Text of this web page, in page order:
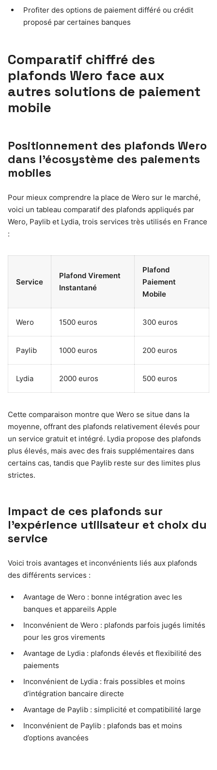
Profiter des options de paiement différé ou crédit
proposé par certaines banques
Comparatif chiffré des
plafonds Wero face aux
autres solutions de paiement
mobile
Positionnement des plafonds Wero
dans l’écosystème des paiements
mobiles
Pour mieux comprendre la place de Wero sur le marché,
voici un tableau comparatif des plafonds appliqués par
Wero, Paylib et Lydia, trois services très utilisés en France
:
Service
Plafond Virement
Instantané
Plafond
Paiement
Mobile
Wero 1500 euros 300 euros
Paylib 1000 euros 200 euros
Lydia 2000 euros 500 euros
Cette comparaison montre que Wero se situe dans la
moyenne, offrant des plafonds relativement élevés pour
un service gratuit et intégré. Lydia propose des plafonds
plus élevés, mais avec des frais supplémentaires dans
certains cas, tandis que Paylib reste sur des limites plus
strictes.
Impact de ces plafonds sur
l’expérience utilisateur et choix du
service
Voici trois avantages et inconvénients liés aux plafonds
des différents services :
Avantage de Wero : bonne intégration avec les
banques et appareils Apple
Inconvénient de Wero : plafonds parfois jugés limités
pour les gros virements
Avantage de Lydia : plafonds élevés et flexibilité des
paiements
Inconvénient de Lydia : frais possibles et moins
d’intégration bancaire directe
Avantage de Paylib : simplicité et compatibilité large
Inconvénient de Paylib : plafonds bas et moins
d’options avancées